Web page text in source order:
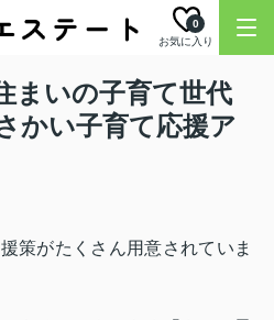
お気に入り
0
まいの子育て世代
かい子育て応援ア
策がたくさん用意されていま